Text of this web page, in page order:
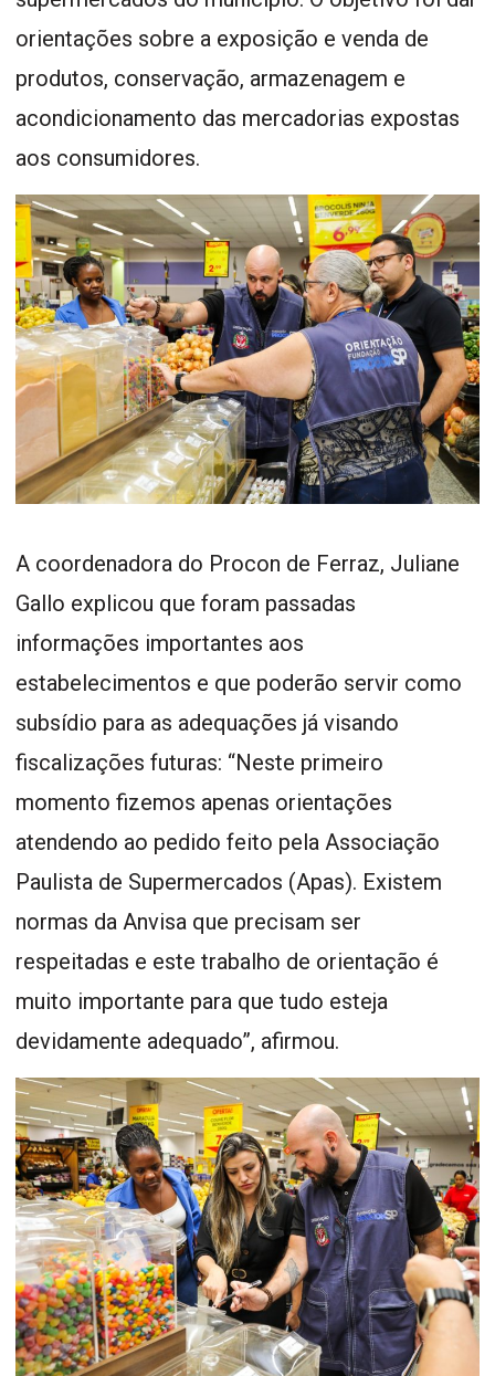
orientações sobre a exposição e venda de
produtos, conservação, armazenagem e
acondicionamento das mercadorias expostas
aos consumidores.
A coordenadora do Procon de Ferraz, Juliane
Gallo explicou que foram passadas
informações importantes aos
estabelecimentos e que poderão servir como
subsídio para as adequações já visando
fiscalizações futuras: “Neste primeiro
momento fizemos apenas orientações
atendendo ao pedido feito pela Associação
Paulista de Supermercados (Apas). Existem
normas da Anvisa que precisam ser
respeitadas e este trabalho de orientação é
muito importante para que tudo esteja
devidamente adequado”, afirmou.